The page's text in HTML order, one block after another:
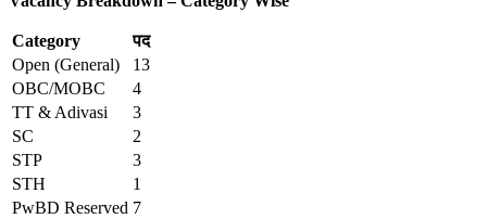
Category
पद
Open (General)
13
OBC/MOBC
4
TT & Adivasi
3
SC
2
STP
3
STH
1
PwBD Reserved 7